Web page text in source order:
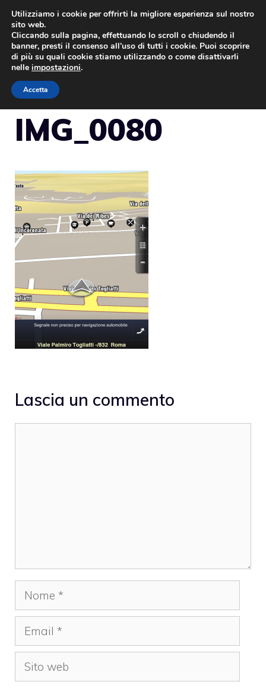
Vai
contenuto
IMG_0080
Lascia un commento
Nome
Email
Sito
web
Utilizziamo i cookie per offrirti la migliore esperienza sul nostro
sito web.
Cliccando sulla pagina, effettuando lo scroll o chiudendo il
banner, presti il consenso all’uso di tutti i cookie. Puoi scoprire
di più su quali cookie stiamo utilizzando o come disattivarli
nelle impostazioni.
Accetta